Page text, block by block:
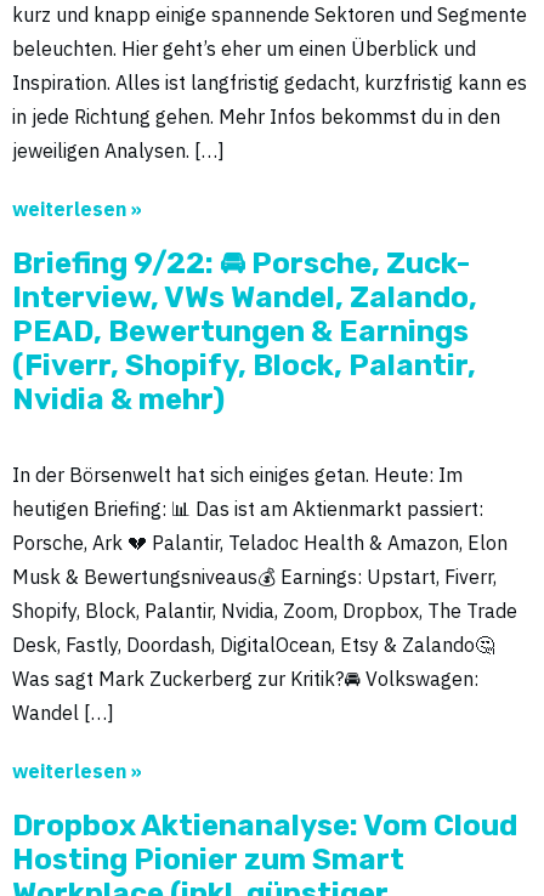
kurz und knapp einige spannende Sektoren und Segmente
beleuchten. Hier geht’s eher um einen Überblick und
Inspiration. Alles ist langfristig gedacht, kurzfristig kann es
in jede Richtung gehen. Mehr Infos bekommst du in den
jeweiligen Analysen. […]
weiterlesen »
Briefing 9/22: 🚘 Porsche, Zuck-
Interview, VWs Wandel, Zalando,
PEAD, Bewertungen & Earnings
(Fiverr, Shopify, Block, Palantir,
Nvidia & mehr)
In der Börsenwelt hat sich einiges getan. Heute: Im
heutigen Briefing: 📊 Das ist am Aktienmarkt passiert:
Porsche, Ark 💔 Palantir, Teladoc Health & Amazon, Elon
Musk & Bewertungsniveaus💰 Earnings: Upstart, Fiverr,
Shopify, Block, Palantir, Nvidia, Zoom, Dropbox, The Trade
Desk, Fastly, Doordash, DigitalOcean, Etsy & Zalando🤔
Was sagt Mark Zuckerberg zur Kritik?🚘 Volkswagen:
Wandel […]
weiterlesen »
Dropbox Aktienanalyse: Vom Cloud
Hosting Pionier zum Smart